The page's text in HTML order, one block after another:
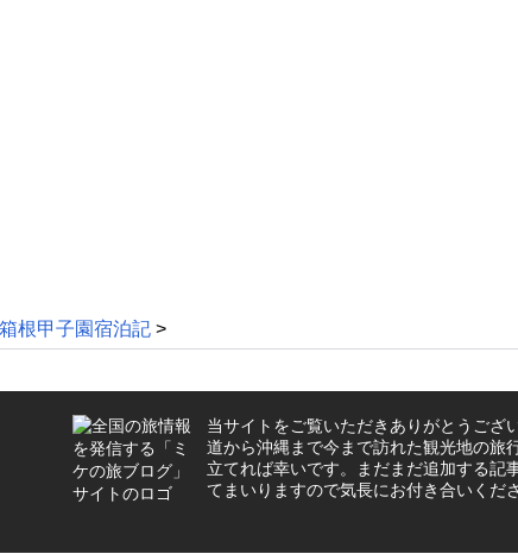
根甲子園宿泊記 >
当サイトをご覧いただきありがとうござ
道から沖縄まで今まで訪れた観光地の旅
立てれば幸いです。まだまだ追加する記
てまいりますので気長にお付き合いくだ